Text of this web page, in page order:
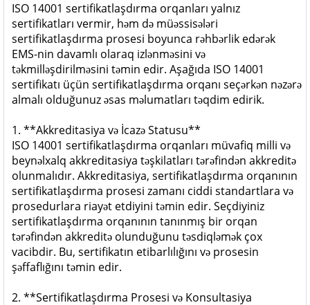
ISO 14001 sertifikatlaşdırma orqanları yalnız
sertifikatları vermir, həm də müəssisələri
sertifikatlaşdırma prosesi boyunca rəhbərlik edərək
EMS-nin davamlı olaraq izlənməsini və
təkmilləşdirilməsini təmin edir. Aşağıda ISO 14001
sertifikatı üçün sertifikatlaşdırma orqanı seçərkən nəzərə
almalı olduğunuz əsas məlumatları təqdim edirik.
1. **Akkreditasiya və İcazə Statusu**
ISO 14001 sertifikatlaşdırma orqanları müvafiq milli və
beynəlxalq akkreditasiya təşkilatları tərəfindən akkreditə
olunmalıdır. Akkreditasiya, sertifikatlaşdırma orqanının
sertifikatlaşdırma prosesi zamanı ciddi standartlara və
prosedurlara riayət etdiyini təmin edir. Seçdiyiniz
sertifikatlaşdırma orqanının tanınmış bir orqan
tərəfindən akkreditə olunduğunu təsdiqləmək çox
vacibdir. Bu, sertifikatın etibarlılığını və prosesin
şəffaflığını təmin edir.
2. **Sertifikatlaşdırma Prosesi və Konsultasiya